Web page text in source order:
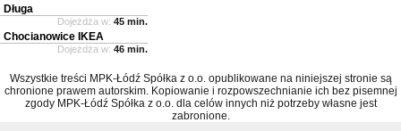
Długa
Dojeżdża w: 45 min.
Chocianowice IKEA
Dojeżdża w: 46 min.
Wszystkie treści MPK-Łódź Spółka z o.o. opublikowane na niniejszej stronie są
chronione prawem autorskim. Kopiowanie i rozpowszechnianie ich bez pisemnej
zgody MPK-Łódź Spółka z o.o. dla celów innych niż potrzeby własne jest
zabronione.